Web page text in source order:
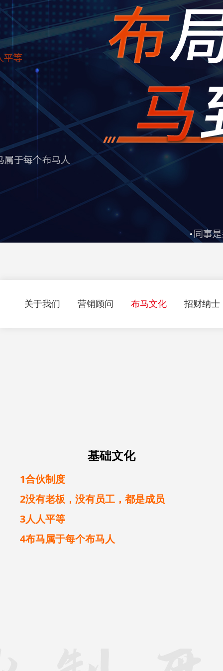
关于我们 营销顾问 布马文化 招财纳士
基础文化
1合伙制度
2没有老板，没有员工，都是成员
3人人平等
4布马属于每个布马人